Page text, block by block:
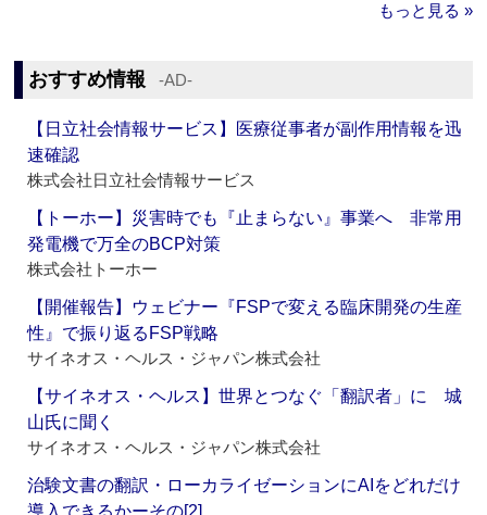
もっと見る »
おすすめ情報 ‐AD‐
【日立社会情報サービス】医療従事者が副作用情報を迅
速確認
株式会社日立社会情報サービス
【トーホー】災害時でも『止まらない』事業へ 非常用
発電機で万全のBCP対策
株式会社トーホー
【開催報告】ウェビナー『FSPで変える臨床開発の生産
性』で振り返るFSP戦略
サイネオス・ヘルス・ジャパン株式会社
【サイネオス・ヘルス】世界とつなぐ「翻訳者」に 城
山氏に聞く
サイネオス・ヘルス・ジャパン株式会社
治験文書の翻訳・ローカライゼーションにAIをどれだけ